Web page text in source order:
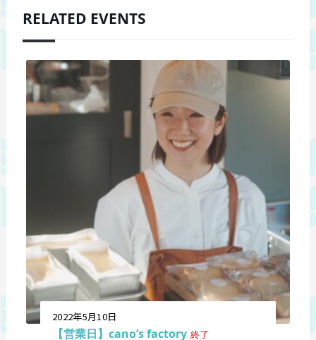
RELATED EVENTS
2022年5月10日
【営業日】cano’s factory 終了